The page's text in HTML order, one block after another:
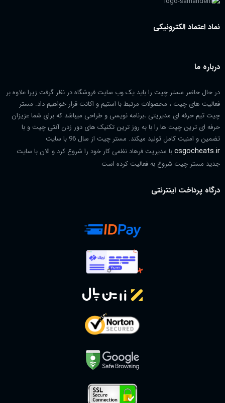
نماد اعتماد الکترونیکی
درباره ما
در حال حاضر مستر چیت را باید یک وب سایت فروشگاه در نظر گرفت زیرا علاوه بر
فعالیت های چیت ، محصولات مرتبط با استیم و اکانت قرار خواهیم داد. مستر
چیت تیم حرفه ای مدیریتی ،برنامه نویسی و طراحی میباشد که برای شما عزیزان
حرفه ای ترین چیت ها را با به روز ترین تکنیک های دور زدن آنتی چیت و با
تضمین و امنیت کامل تولید میکند. مستر چیت از سال 96 با سایت
csgocheats.irبا مدیریت فرهاد نظمی کار خود را شروع کرد و الان با سایت
جدید مستر چیت شروع به فعالیت کرده است
درگاه پرداخت اینترنتی